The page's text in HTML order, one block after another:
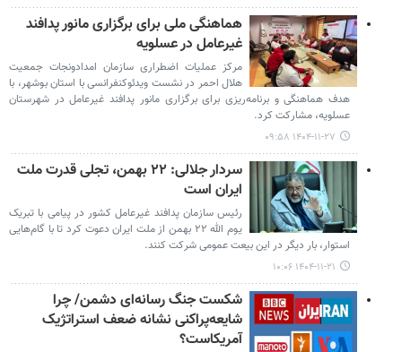
هماهنگی ملی برای برگزاری مانور پدافند
غیرعامل در عسلویه
مرکز عملیات اضطراری سازمان امدادونجات جمعیت
هلال احمر در نشست ویدئوکنفرانسی با استان بوشهر، با
هدف هماهنگی و برنامه‌ریزی برای برگزاری مانور پدافند غیرعامل در شهرستان
عسلویه، مشارکت کرد.
۱۴۰۴-۱۱-۲۷ ۰۹:۵۸
سردار جلالی: ۲۲ بهمن، تجلی قدرت ملت
ایران است
رئیس سازمان پدافند غیرعامل کشور در پیامی با تبریک
یوم الله ۲۲ بهمن از ملت ایران دعوت کرد تا با گام‌هایی
استوار، بار دیگر در این بیعت عمومی شرکت کنند.
۱۴۰۴-۱۱-۲۱ ۱۰:۰۶
شکست جنگ رسانه‌ای دشمن/ چرا
شایعه‌پراکنی نشانه ضعف استراتژیک
آمریکاست؟